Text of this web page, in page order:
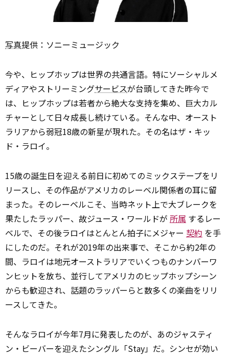
写真提供：ソニーミュージック
今や、ヒップホップは世界の共通言語。特にソーシャルメ
ディアやストリーミングサービスが台頭してきた昨今で
は、ヒップホップは若者から絶大な支持を集め、巨大カル
チャーとして日々成長し続けている。そんな中、オースト
ラリアから弱冠18歳の新星が現れた。その名はザ・キッ
ド・ラロイ。
15歳の誕生日を迎える前日に初めてのミックステープをリ
リースし、その作品がアメリカのレーベル関係者の耳に留
まった。そのレーベルこそ、当時ネット上で大ブレークを
果たしたラッパー、故ジュース・ワールドが 所属 するレー
ベルで、その後ラロイはとんとん拍子にメジャー 契約 を手
にしたのだ。それが2019年の出来事で、そこから約2年の
間、ラロイは地元オーストラリアでいくつものナンバーワ
ンヒットを放ち、並行してアメリカのヒップホップシーン
からも歓迎され、話題のラッパーらと数多くの楽曲をリリ
ースしてきた。
そんなラロイが今年7月に発表したのが、あのジャスティ
ン・ビーバーを迎えたシングル「Stay」だ。シンセが効い